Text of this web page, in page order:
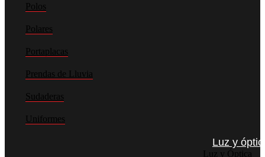
Polos
Polares
Portaplacas
Prendas de Lluvia
Sudaderas
Uniformes
Luz y
Luz y Óptica